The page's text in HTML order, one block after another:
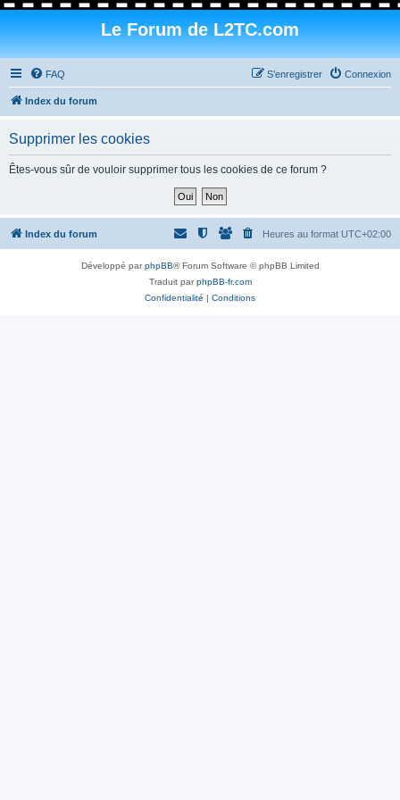
Le Forum de L2TC.com
FAQ Connexion
S’enregistrer
Index du forum
Supprimer les cookies
Êtes-vous sûr de vouloir supprimer tous les cookies de ce forum ?
Index du forum Heures au format UTC+02:00
Développé parphpBB® Forum Software © phpBB Limited
Traduit parphpBB-fr.com
Confidentialité | Conditions